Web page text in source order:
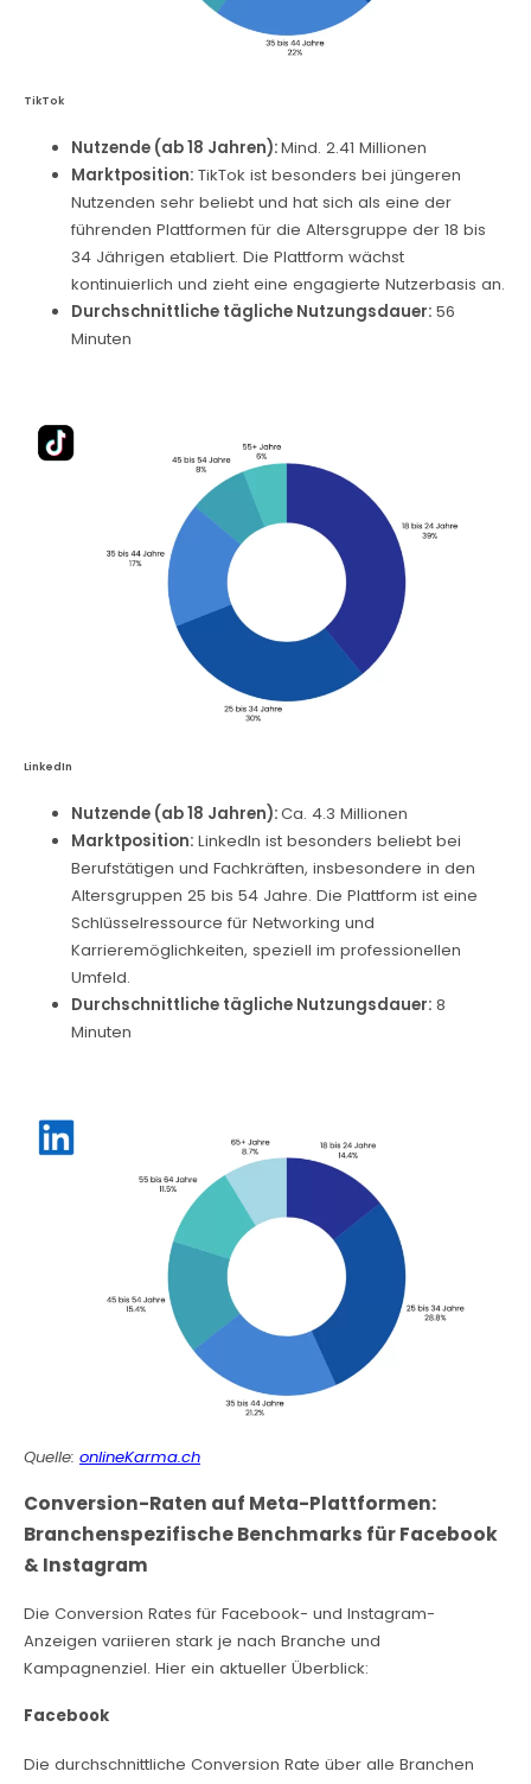
TikTok
Nutzende (ab 18 Jahren):Mind. 2.41 Millionen
Marktposition: TikTok ist besonders bei jüngeren
Nutzenden sehr beliebt und hat sich als eine der
führenden Plattformen für die Altersgruppe der 18 bis
34 Jährigen etabliert. Die Plattform wächst
kontinuierlich und zieht eine engagierte Nutzerbasis an.
Durchschnittliche tägliche Nutzungsdauer: 56
Minuten
LinkedIn
Nutzende (ab 18 Jahren):Ca. 4.3 Millionen
Marktposition: LinkedIn ist besonders beliebt bei
Berufstätigen und Fachkräften, insbesondere in den
Altersgruppen 25 bis 54 Jahre. Die Plattform ist eine
Schlüsselressource für Networking und
Karrieremöglichkeiten, speziell im professionellen
Umfeld.
Durchschnittliche tägliche Nutzungsdauer: 8
Minuten
Quelle: onlineKarma.ch
Conversion-Raten auf Meta-Plattformen:
Branchenspezifische Benchmarks für Facebook
& Instagram
Die Conversion Rates für Facebook- und Instagram-
Anzeigen variieren stark je nach Branche und
Kampagnenziel. Hier ein aktueller Überblick:
Facebook
Die durchschnittliche Conversion Rate über alle Branchen